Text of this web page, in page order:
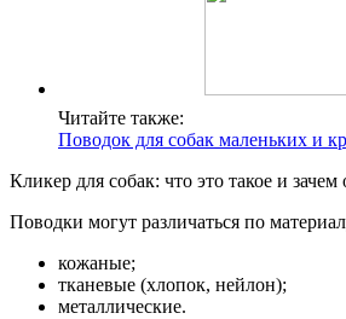
Читайте также:
Поводок для собак маленьких и
Кликер для собак: что это такое и
Поводки могут различаться по
кожаные;
тканевые (хлопок, нейлон);
металлические.